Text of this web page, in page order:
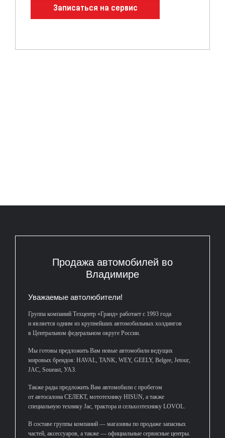
Записаться на сервис
Продажа автомобилей во
Владимире
Уважаемые автолюбители!
Группа компаний Техцентр «Гранд» работает с 1993 года
и является одним из крупнейших автомобильных холдингов
в Центральном федеральном округе России.
Мы готовы предложить Вам новые автомобили ведущих
мировых брендов: HAVAL, TANK, WEY, GEELY, Belgee, Jetour,
JAC, Soueast, УАЗ.
Также рады предложить Вам автомобили с пробегом
от автосалона СЕЛЕКТ, мототехнику HISUN, а также
специальную технику Jac, трактора и сельхозтехнику LOVOL.
В составе группы компаний — магазины по продаже запасных
частей, аксессуаров, а также — официальные сервисные центры.